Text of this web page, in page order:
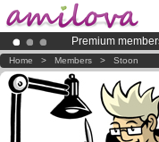
Premium
Already 100000
Amilova
Home > Members > Stoon